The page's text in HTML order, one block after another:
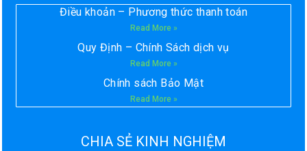
Điều khoản – Phương thức thanh toán
Read More »
Quy Định – Chính Sách dịch vụ
Read More »
Chính sách Bảo Mật
Read More »
CHIA SẺ KINH NGHIỆM